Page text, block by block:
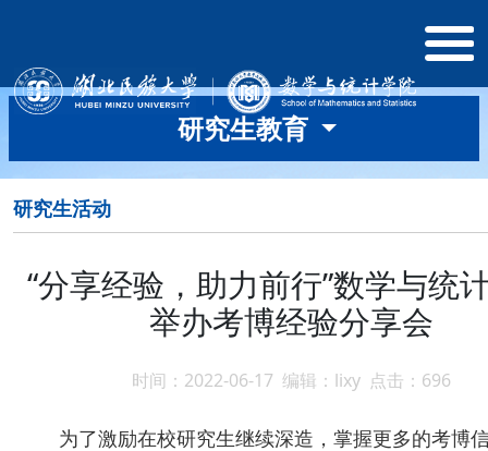
研究生教育
研究生活动
“分享经验，助力前行”数学与统
举办考博经验分享会
时间：2022-06-17 编辑：lixy 点击： 696
为了激励在校研究生继续深造，掌握更多的考博